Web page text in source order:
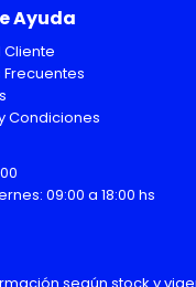
Ayuda
Cliente
Condiciones
09:00 a 18:00 hs